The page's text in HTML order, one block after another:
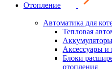
Отопление
Автоматика для
Тепловая
Аккумуляторы
Аксессуары
Блоки
отопления